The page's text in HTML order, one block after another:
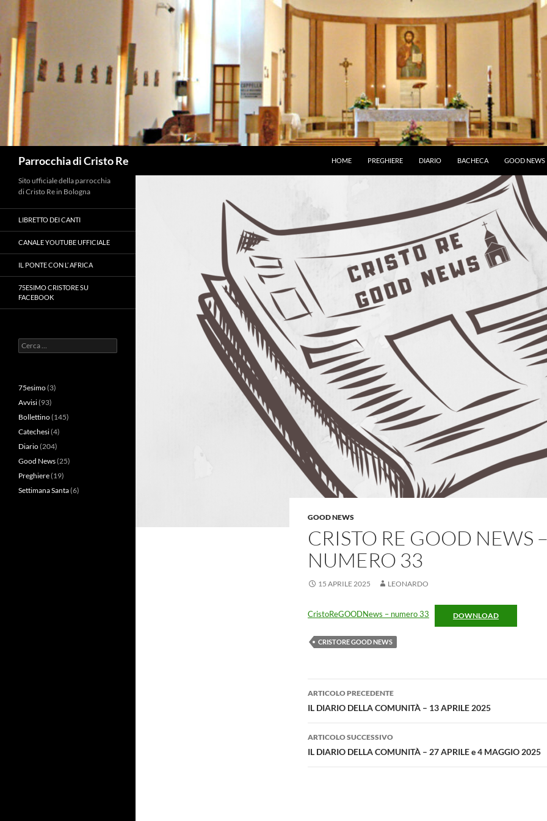
Vai
al
contenuto
Parrocchia di Cristo Re HOME PREGHIERE DIARIO BACHECA GOOD NEWS
GOOD NEWS
CRISTO RE GOOD NEWS
NUMERO 33
15 APRILE 2025 LEONARDO
CristoReGOODNews – numero 33 DOWNLOAD
CRISTORE GOOD NEWS
Navigazione
articolo
ARTICOLO PRECEDENTE
IL DIARIO DELLA COMUNITÀ – 13 APRILE 2025
ARTICOLO SUCCESSIVO
IL DIARIO DELLA COMUNITÀ – 27 APRILE e 4 MAGGIO 2025
Sito ufficiale della parrocchia
di Cristo Re in Bologna
LIBRETTO DEI CANTI
CANALE YOUTUBE UFFICIALE
IL PONTE CON L’ AFRICA
75ESIMO CRISTORE SU
FACEBOOK
Ricerca
per:
75esimo(3)
Avvisi(93)
Bollettino(145)
Catechesi(4)
Diario(204)
Good News(25)
Preghiere(19)
Settimana Santa(6)